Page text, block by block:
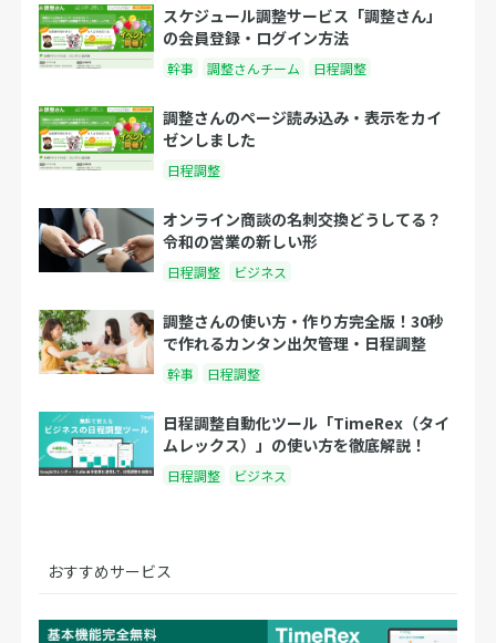
スケジュール調整サービス「調整さん」
の会員登録・ログイン方法
幹事 調整さんチーム 日程調整
調整さんのページ読み込み・表示をカイ
ゼンしました
日程調整
オンライン商談の名刺交換どうしてる？
令和の営業の新しい形
日程調整 ビジネス
調整さんの使い方・作り方完全版！30秒
で作れるカンタン出欠管理・日程調整
幹事 日程調整
日程調整自動化ツール「TimeRex（タイ
ムレックス）」の使い方を徹底解説！
日程調整 ビジネス
おすすめサービス